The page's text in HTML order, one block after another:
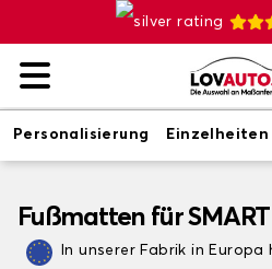
Personalisierung Einzelheiten
Fußmatten für SMART
In unserer Fabrik in Europa